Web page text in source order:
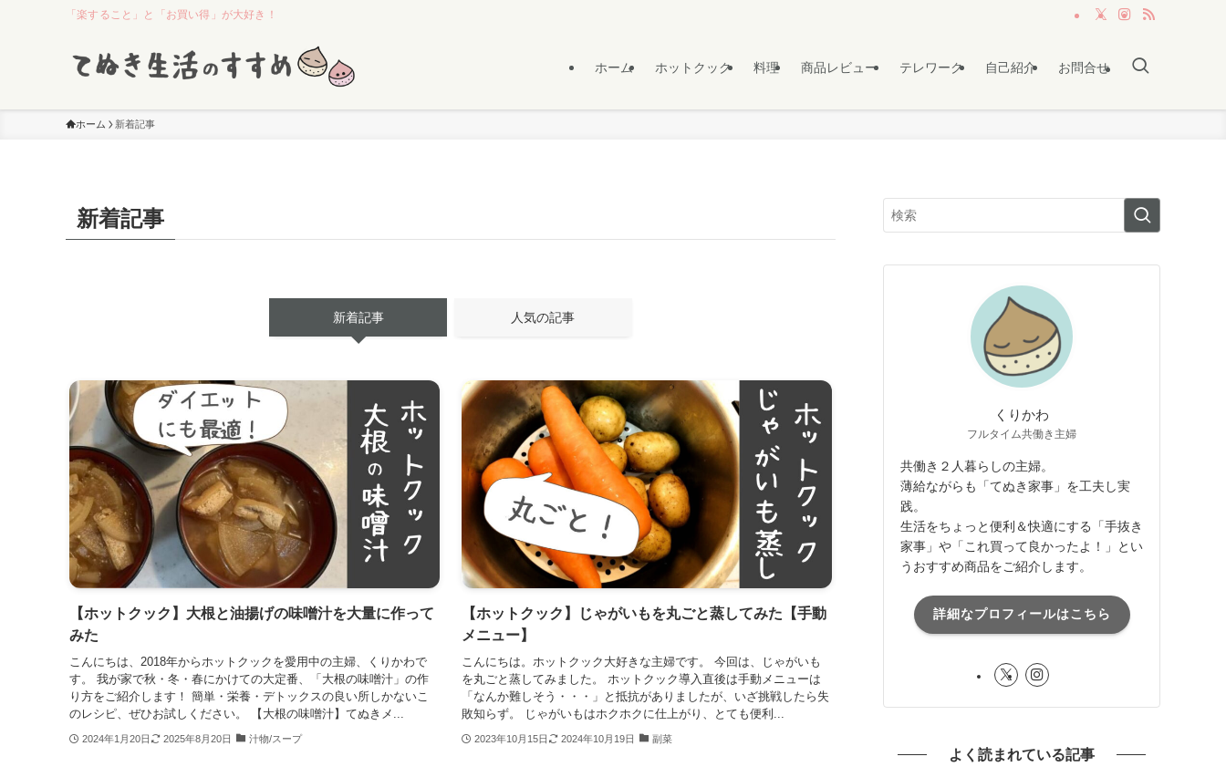
「楽すること」と「お買い得」が大好き！
ホーム ホットクック 料理 商品レビュー テレワーク 自己紹介 お問合せ
ホーム 新着記事
新着記事
新着記事 人気の記事
【ホットクック】大根と油揚げの味噌汁を大量に作って
みた
こんにちは、2018年からホットクックを愛用中の主婦、くりかわで
す。 我が家で秋・冬・春にかけての大定番、「大根の味噌汁」の作
り方をご紹介します！ 簡単・栄養・デトックスの良い所しかないこ
のレシピ、ぜひお試しください。 【大根の味噌汁】てぬきメ...
2024年1月20日 2025年8月20日 汁物/スープ
【ホットクック】じゃがいもを丸ごと蒸してみた【手動
メニュー】
こんにちは。ホットクック大好きな主婦です。 今回は、じゃがいも
を丸ごと蒸してみました。 ホットクック導入直後は手動メニューは
「なんか難しそう・・・」と抵抗がありましたが、いざ挑戦したら失
敗知らず。 じゃがいもはホクホクに仕上がり、とても便利...
2023年10月15日 2024年10月19日 副菜
くりかわ
フルタイム共働き主婦
共働き２人暮らしの主婦。
薄給ながらも「てぬき家事」を工夫し実
践。
生活をちょっと便利＆快適にする「手抜き
家事」や「これ買って良かったよ！」とい
うおすすめ商品をご紹介します。
詳細なプロフィールはこちら
よく読まれている記事